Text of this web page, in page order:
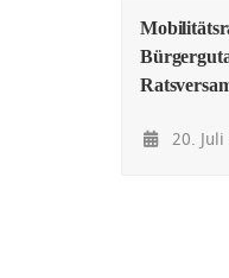
20. Juli